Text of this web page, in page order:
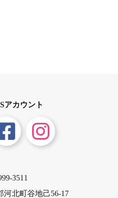
アカウント
3511
河北町谷地己56-17